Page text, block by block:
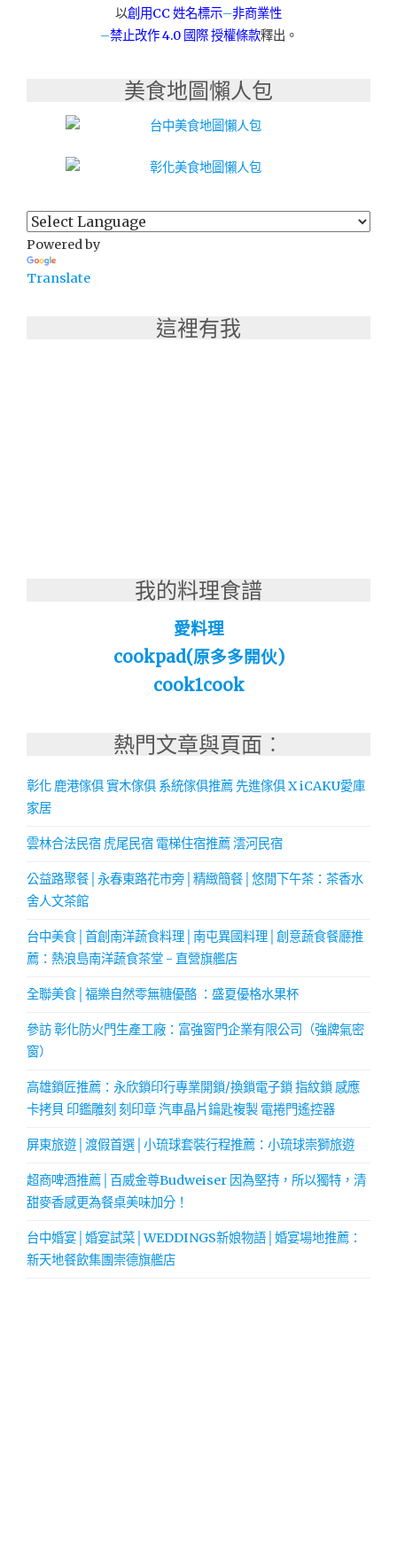
&
平
業
午
以創用CC 姓名標示–非商業性
–禁止改作4.0 國際 授權條款釋出。
美食地圖懶人包
Powered by
Translate
這裡有我
我的料理食譜
愛料理
cookpad(原多多開伙)
cook1cook
熱門文章與頁面︰
彰化 鹿港傢俱 實木傢俱 系統傢俱推薦 先進傢俱 X iCAKU愛庫
家居
雲林合法民宿 虎尾民宿 電梯住宿推薦 澐河民宿
公益路聚餐│永春東路花市旁│精緻簡餐│悠閒下午茶：茶香水
舍人文茶館
台中美食│首創南洋蔬食料理│南屯異國料理│創意蔬食餐廳推
薦：熱浪島南洋蔬食茶堂 - 直營旗艦店
全聯美食│福樂自然零無糖優酪 ：盛夏優格水果杯
參訪 彰化防火門生產工廠：富強窗門企業有限公司（強牌氣密
窗）
高雄鎖匠推薦：永欣鎖印行專業開鎖/換鎖電子鎖 指紋鎖 感應
卡拷貝 印鑑雕刻 刻印章 汽車晶片鑰匙複製 電捲門遙控器
屏東旅遊│渡假首選│小琉球套裝行程推薦：小琉球崇獅旅遊
超商啤酒推薦│百威金尊Budweiser 因為堅持，所以獨特，清
甜麥香感更為餐桌美味加分！
台中婚宴│婚宴試菜│WEDDINGS新娘物語│婚宴場地推薦：
新天地餐飲集團崇德旗艦店